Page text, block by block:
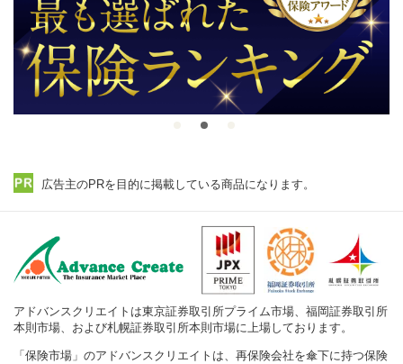
広告主のPRを目的に掲載している商品になります。
アドバンスクリエイトは東京証券取引所プライム市場、福岡証券取引所
本則市場、および札幌証券取引所本則市場に上場しております。
「保険市場」のアドバンスクリエイトは、再保険会社を傘下に持つ保険